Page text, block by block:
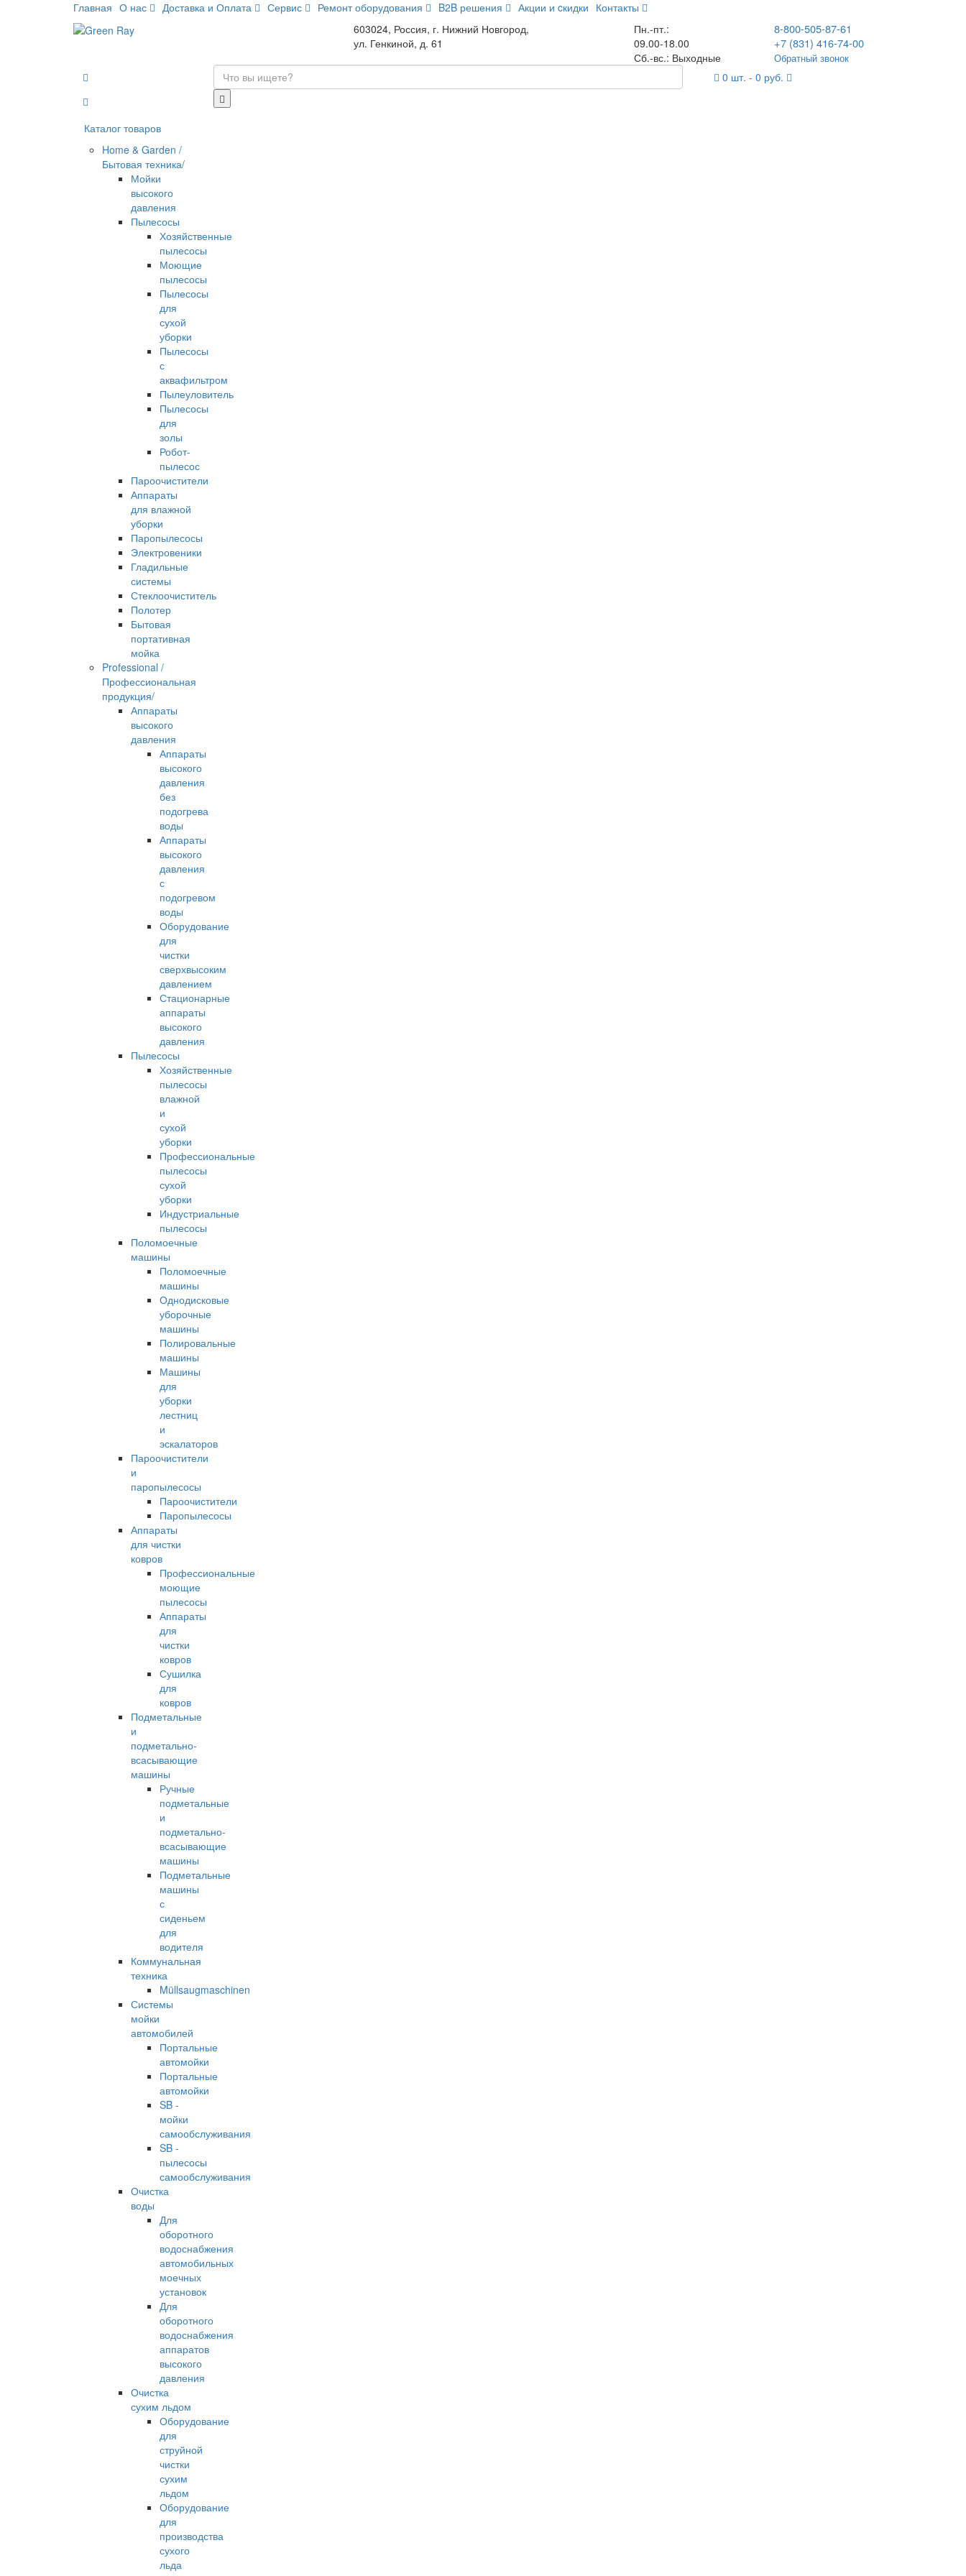
Главная О нас Доставка и Оплата Сервис Ремонт оборудования B2B решения Акции и cкидки Контакты
603024, Россия, г. Нижний Новгород,
ул. Генкиной, д. 61
Пн.-пт.:
09.00-18.00
Сб.-вс.: Выходные
8-800-505-87-61
+7 (831) 416-74-00
Обратный звонок
Каталог товаров
Home & Garden /
Бытовая техника/
Мойки
высокого
давления
Пылесосы
Хозяйственные
пылесосы
Моющие
пылесосы
Пылесосы
для
сухой
уборки
Пылесосы
с
аквафильтром
Пылеуловитель
Пылесосы
для
золы
Робот-
пылесос
Пароочистители
Аппараты
для влажной
уборки
Паропылесосы
Электровеники
Гладильные
системы
Стеклоочиститель
Полотер
Бытовая
портативная
мойка
Professional /
Профессиональная
продукция/
Аппараты
высокого
давления
Аппараты
высокого
давления
без
подогрева
воды
Аппараты
высокого
давления
с
подогревом
воды
Оборудование
для
чистки
сверхвысоким
давлением
Стационарные
аппараты
высокого
давления
Пылесосы
Хозяйственные
пылесосы
влажной
и
сухой
уборки
Профессиональные
пылесосы
сухой
уборки
Индустриальные
пылесосы
Поломоечные
машины
Поломоечные
машины
Однодисковые
уборочные
машины
Полировальные
машины
Машины
для
уборки
лестниц
и
эскалаторов
Пароочистители
и
паропылесосы
Пароочистители
Паропылесосы
Аппараты
для чистки
ковров
Профессиональные
моющие
пылесосы
Аппараты
для
чистки
ковров
Сушилка
для
ковров
Подметальные
и
подметально-
всасывающие
машины
Ручные
подметальные
и
подметально-
всасывающие
машины
Подметальные
машины
с
сиденьем
для
водителя
Коммунальная
техника
Müllsaugmaschinen
Системы
мойки
автомобилей
Портальные
автомойки
Портальные
автомойки
SB -
мойки
самообслуживания
SB -
пылесосы
самообслуживания
Очистка
воды
Для
оборотного
водоснабжения
автомобильных
моечных
установок
Для
оборотного
водоснабжения
аппаратов
высокого
давления
Очистка
сухим льдом
Оборудование
для
струйной
чистки
сухим
льдом
Оборудование
для
производства
сухого
льда
0 шт. - 0 руб.